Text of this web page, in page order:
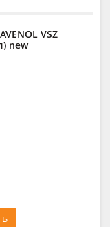
VSZ
new